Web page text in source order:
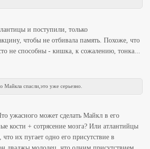
и поступили, только
чтобы не отбивала память. Похоже, что
не способны - кишка, к сожалению, тонка...
Майкла спасли,это уже серьезно.
ужасного может сделать Майкл в его
кости + сотрясение мозга? Или атлантийцы
что их пугает одно его присутствие в